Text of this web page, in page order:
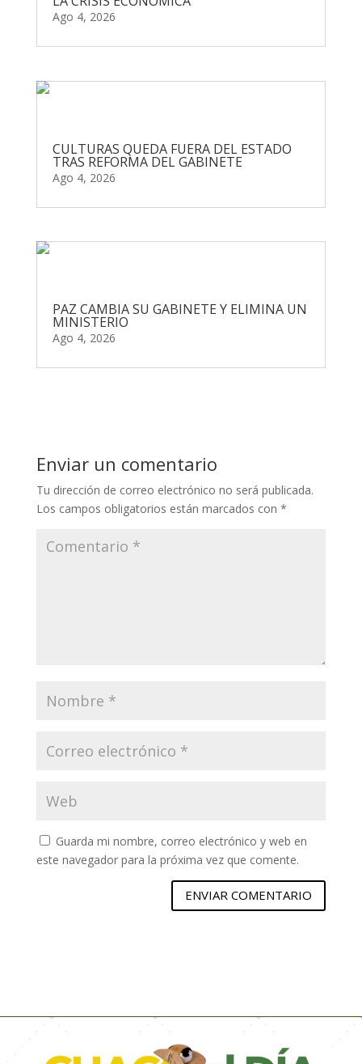
Ago 4, 2026
CULTURAS QUEDA FUERA DEL ESTADO
TRAS REFORMA DEL GABINETE
Ago 4, 2026
PAZ CAMBIA SU GABINETE Y ELIMINA UN
MINISTERIO
Ago 4, 2026
Enviar un comentario
Tu dirección de correo electrónico no será publicada.
Los campos obligatorios están marcados con *
Guarda mi nombre, correo electrónico y web en
este navegador para la próxima vez que comente.
ENVIAR COMENTARIO